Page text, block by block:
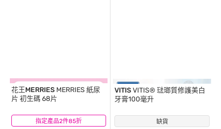
指定產品2件85折
花王MERRIES MERRIES 紙尿
片 初生碼 68片
(5) 缺貨
VITISVITIS® 琺瑯質修護美白
牙膏100毫升
(1)